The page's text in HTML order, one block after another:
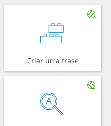
Criar uma frase